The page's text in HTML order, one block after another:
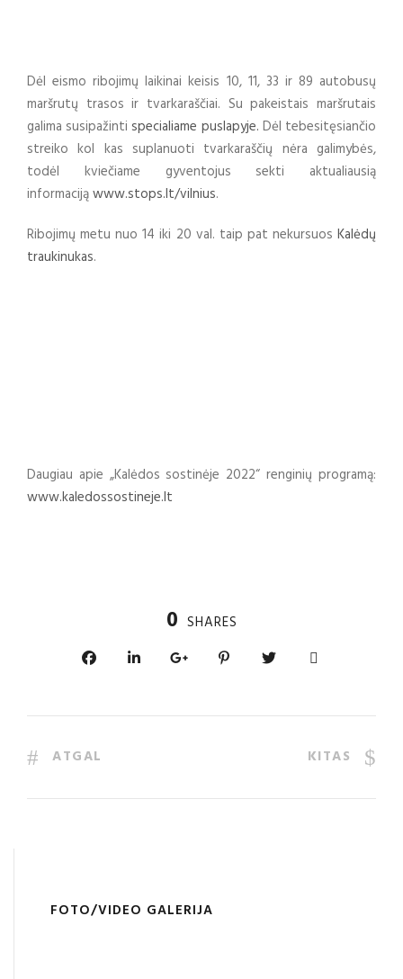
Dėl eismo ribojimų laikinai keisis 10, 11, 33 ir 89 autobusų
maršrutų trasos ir tvarkaraščiai. Su pakeistais maršrutais
galima susipažinti specialiame puslapyje. Dėl tebesitęsiančio
streiko kol kas suplanuoti tvarkaraščių nėra galimybės,
todėl kviečiame gyventojus sekti aktualiausią
informacijąwww.stops.lt/vilnius.
Ribojimų metu nuo 14 iki 20 val. taip pat nekursuos Kalėdų
traukinukas.
Daugiau apie „Kalėdos sostinėje 2022“ renginių programą:
www.kaledossostineje.lt
0 SHARES
ATGAL KITAS
FOTO/VIDEO GALERIJA